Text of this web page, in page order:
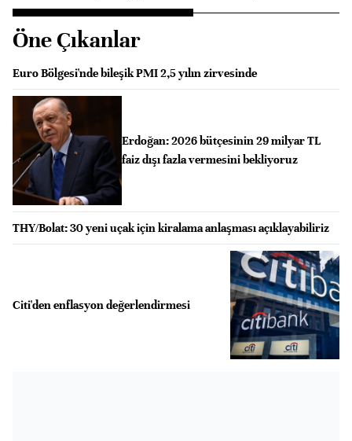
Öne Çıkanlar
Euro Bölgesi'nde bileşik PMI 2,5 yılın zirvesinde
Erdoğan: 2026 bütçesinin 29 milyar TL
faiz dışı fazla vermesini bekliyoruz
THY/Bolat: 30 yeni uçak için kiralama anlaşması açıklayabiliriz
Citi'den enflasyon değerlendirmesi